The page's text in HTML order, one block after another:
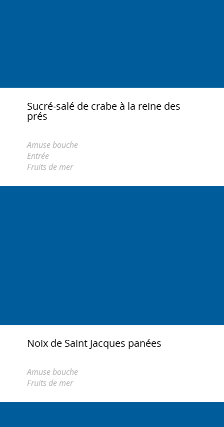
Sucré-salé de crabe à la reine des
prés
Amuse bouche
Entrée
Fruits de mer
Noix de Saint Jacques panées
Amuse bouche
Fruits de mer